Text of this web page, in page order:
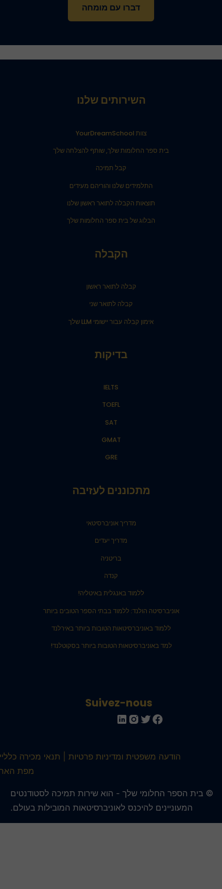
דברו עם מומחה
השירותים שלנו
צוות YourDreamSchool
בית ספר החלומות שלך, שותף להצלחה שלך
קבל תמיכה
התלמידים שלנו והוריהם מעידים
תוצאות הקבלה לתואר ראשון שלנו
הבלוג של בית ספר החלומות שלך
הקבלה
קבלה לתואר ראשון
קבלה לתואר שני
אימון קבלה עבור יישומי LLM שלך
בדיקות
IELTS
TOEFL
SAT
GMAT
GRE
מתכוננים לעזיבה
מדריך אוניברסיטאי
מדריך יעדים
בריטניה
קנדה
ללמוד באנגלית באיטליה!
אוניברסיטה הולנד: ללמוד בבתי הספר הטובים ביותר
ללמוד באוניברסיטאות הטובות ביותר באירלנד
למד באוניברסיטאות הטובות ביותר בסקוטלנד!
Suivez-nous
הודעה משפטית ומדיניות פרטיות
תנאי מכירה כלליים
מפת האתר
בית הספר החלומי שלך - הוא שירות תמיכה לסטודנטים
המעוניינים להיכנס לאוניברסיטאות המובילות בעולם.